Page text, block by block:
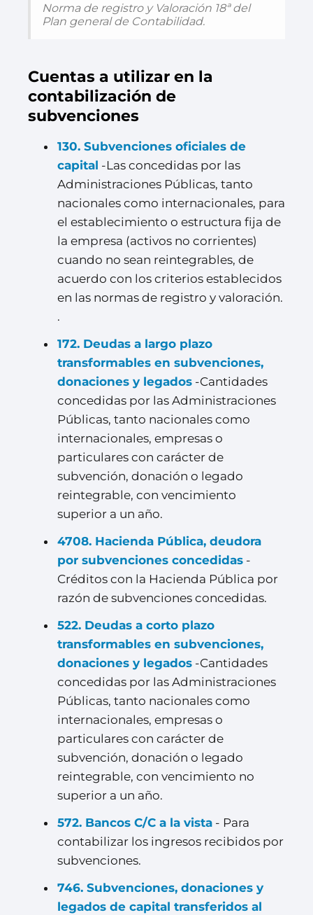
Norma de registro y Valoración 18ª del
Plan general de Contabilidad.
Cuentas a utilizar en la
contabilización de
subvenciones
130. Subvenciones oficiales de
capital -Las concedidas por las
Administraciones Públicas, tanto
nacionales como internacionales, para
el establecimiento o estructura fija de
la empresa (activos no corrientes)
cuando no sean reintegrables, de
acuerdo con los criterios establecidos
en las normas de registro y valoración.
.
172. Deudas a largo plazo
transformables en subvenciones,
donaciones y legados -Cantidades
concedidas por las Administraciones
Públicas, tanto nacionales como
internacionales, empresas o
particulares con carácter de
subvención, donación o legado
reintegrable, con vencimiento
superior a un año.
4708. Hacienda Pública, deudora
por subvenciones concedidas -
Créditos con la Hacienda Pública por
razón de subvenciones concedidas.
522. Deudas a corto plazo
transformables en subvenciones,
donaciones y legados -Cantidades
concedidas por las Administraciones
Públicas, tanto nacionales como
internacionales, empresas o
particulares con carácter de
subvención, donación o legado
reintegrable, con vencimiento no
superior a un año.
572. Bancos C/C a la vista - Para
contabilizar los ingresos recibidos por
subvenciones.
746. Subvenciones, donaciones y
legados de capital transferidos al